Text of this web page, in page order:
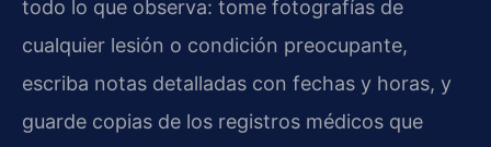
todo lo que observa: tome fotografías de
cualquier lesión o condición preocupante,
escriba notas detalladas con fechas y horas, y
guarde copias de los registros médicos que